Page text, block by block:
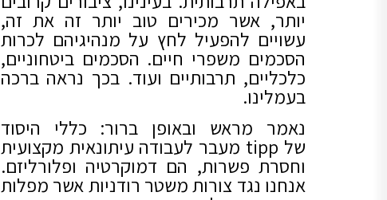
יותר, אשר מכירים טוב יותר זה את זה,
עשויים להפעיל לחץ על מנהיגיהם לכרות
הסכמים משפרי חיים. הסכמים ביטחוניים,
כלכליים, תרבותיים ועוד. בכך נראה ברכה
בעמלינו.
נאמר מראש ובאופן ברור: כללי היסוד
של tipp מעבר לעבודה עיתונאית מקצועית
וחסרת פשרות, הם דמוקרטיה ופלורליזם.
אנחנו נגד צורות משטר רודניות אשר מפלות